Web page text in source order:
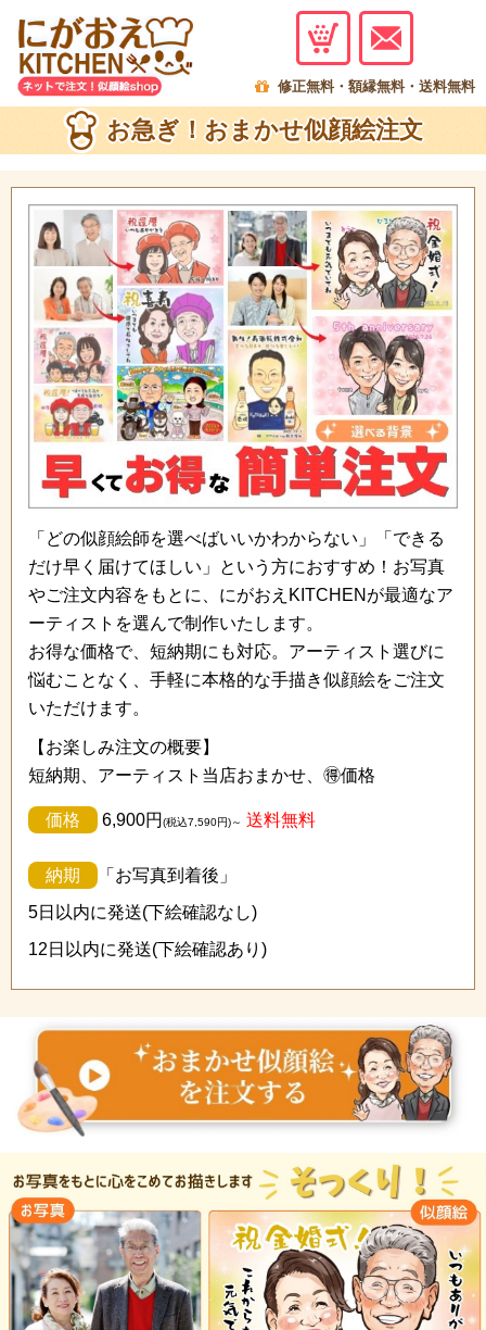
修正無料・額縁無料・送料無料
お急ぎ！おまかせ似顔絵注文
「どの似顔絵師を選べばいいかわからない」「できる
だけ早く届けてほしい」という方におすすめ！お写真
やご注文内容をもとに、にがおえKITCHENが最適なア
ーティストを選んで制作いたします。
お得な価格で、短納期にも対応。アーティスト選びに
悩むことなく、手軽に本格的な手描き似顔絵をご注文
いただけます。
【お楽しみ注文の概要】
短納期、アーティスト当店おまかせ、🉐価格
価格 6,900円 (税込7,590円)～ 送料無料
納期
「お写真到着後」
5日以内に発送(下絵確認なし)
12日以内に発送(下絵確認あり)